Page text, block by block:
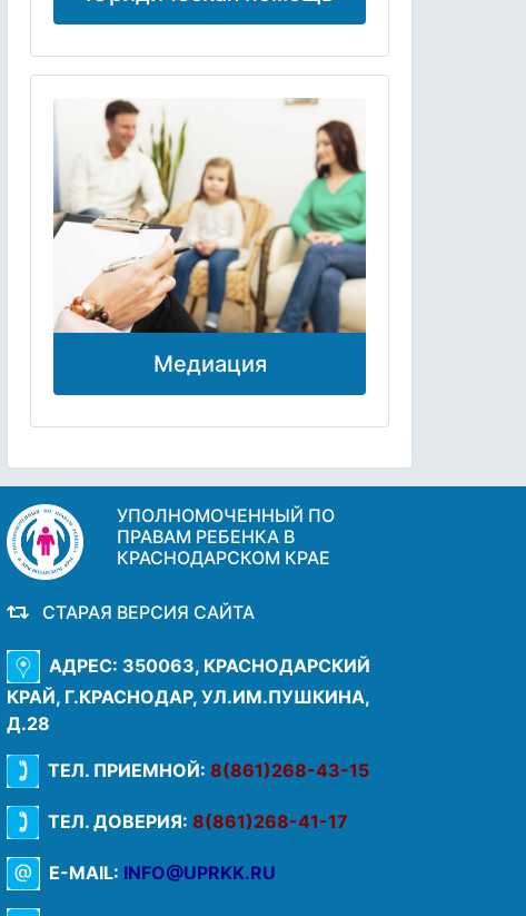
Медиация
УПОЛНОМОЧЕННЫЙ ПО
ПРАВАМ РЕБЕНКА В
КРАСНОДАРСКОМ КРАЕ
СТАРАЯ ВЕРСИЯ САЙТА
АДРЕС: 350063, КРАСНОДАРСКИЙ
КРАЙ, Г.КРАСНОДАР, УЛ.ИМ.ПУШКИНА,
Д.28
ТЕЛ. ПРИЕМНОЙ: 8(861)268-43-15
ТЕЛ. ДОВЕРИЯ: 8(861)268-41-17
E-MAIL: INFO@UPRKK.RU